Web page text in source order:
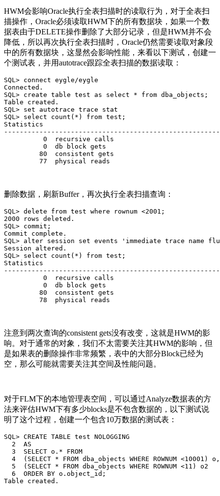
HWM会影响Oracle执行全表扫描时的读取行为，对于全表扫
描操作，Oracle必须读取HWM下的所有数据块，如果一个数
据表由于DELETE操作删除了大部分记录，但是HWM并不会
降低，所以再次执行全表扫描时，Oracle仍然需要读取对象段
中的所有数据块，这显然会影响性能，来看以下测试，创建一
个测试表，并用autotrace跟踪全表扫描的数据读取：
SQL> connect eygle/eygle
Connected.
SQL> create table test as select * from dba_objects;
Table created.
SQL> set autotrace trace stat
SQL> select count(*) from test;
Statistics
0  recursive calls
0  db block gets
80  consistent gets
77  physical reads
删除数据，刷新Buffer，再次执行全表扫描查询：
SQL> delete from test where rownum <2001;
2000 rows deleted.
SQL> commit;
Commit complete.
SQL> alter session set events 'immediate trace name
Session altered.
SQL> select count(*) from test;
Statistics
0  recursive calls
0  db block gets
80  consistent gets
78  physical reads
注意到两次查询的consistent gets没有改变，这就是HWM的影
响。对于通常的对象，我们不太需要关注其HWM的影响，但
是如果表的删除操作非常频繁，表中的大部分Block已经为
空，那么可能就需要关注其空间及性能问题。
对于FLM下的本地管理表空间，可以通过Analyze数据表的方
法来评估HWM下有多少blocks是不包含数据的，以下测试说
明了这个过程，创建一个包含10万数据的测试表：
SQL> CREATE TABLE test NOLOGGING
2  AS
3  SELECT o.* FROM
4  (SELECT * FROM dba_objects WHERE ROWNUM <10001) o,
5  (SELECT * FROM dba_objects WHERE ROWNUM <11) o2
6  ORDER BY o.object_id;
Table created.